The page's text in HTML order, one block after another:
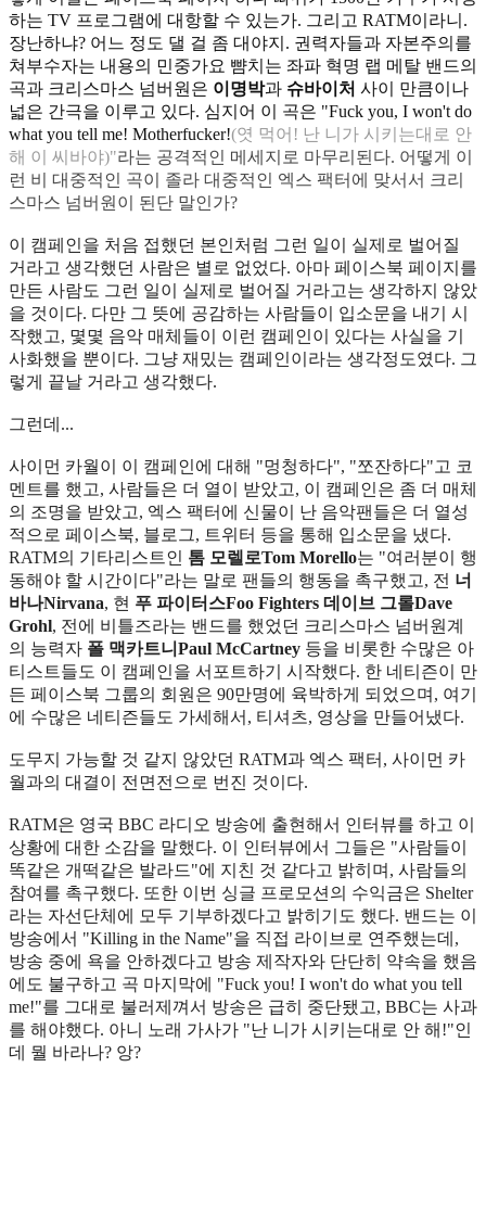
하는 TV 프로그램에 대항할 수 있는가. 그리고 RATM이라니.
장난하냐? 어느 정도 댈 걸 좀 대야지. 권력자들과 자본주의를
쳐부수자는 내용의 민중가요 뺨치는 좌파 혁명 랩 메탈 밴드의
곡과 크리스마스 넘버원은 이명박과 슈바이처 사이 만큼이나
넓은 간극을 이루고 있다. 심지어 이 곡은 "Fuck you, I won't do
what you tell me! Motherfucker!(엿 먹어! 난 니가 시키는대로 안
해 이 씨바야)"라는 공격적인 메세지로 마무리된다. 어떻게 이
런 비 대중적인 곡이 졸라 대중적인 엑스 팩터에 맞서서 크리
스마스 넘버원이 된단 말인가?
이 캠페인을 처음 접했던 본인처럼 그런 일이 실제로 벌어질
거라고 생각했던 사람은 별로 없었다. 아마 페이스북 페이지를
만든 사람도 그런 일이 실제로 벌어질 거라고는 생각하지 않았
을 것이다. 다만 그 뜻에 공감하는 사람들이 입소문을 내기 시
작했고, 몇몇 음악 매체들이 이런 캠페인이 있다는 사실을 기
사화했을 뿐이다. 그냥 재밌는 캠페인이라는 생각정도였다. 그
렇게 끝날 거라고 생각했다.
그런데...
사이먼 카월이 이 캠페인에 대해 "멍청하다", "쪼잔하다"고 코
멘트를 했고, 사람들은 더 열이 받았고, 이 캠페인은 좀 더 매체
의 조명을 받았고, 엑스 팩터에 신물이 난 음악팬들은 더 열성
적으로 페이스북, 블로그, 트위터 등을 통해 입소문을 냈다.
RATM의 기타리스트인 톰 모렐로Tom Morello는 "여러분이 행
동해야 할 시간이다"라는 말로 팬들의 행동을 촉구했고, 전 너
바나Nirvana, 현 푸 파이터스Foo Fighters 데이브 그롤Dave
Grohl, 전에 비틀즈라는 밴드를 했었던 크리스마스 넘버원계
의 능력자 폴 맥카트니Paul McCartney 등을 비롯한 수많은 아
티스트들도 이 캠페인을 서포트하기 시작했다. 한 네티즌이 만
든 페이스북 그룹의 회원은 90만명에 육박하게 되었으며, 여기
에 수많은 네티즌들도 가세해서, 티셔츠, 영상을 만들어냈다.
도무지 가능할 것 같지 않았던 RATM과 엑스 팩터, 사이먼 카
월과의 대결이 전면전으로 번진 것이다.
RATM은 영국 BBC 라디오 방송에 출현해서 인터뷰를 하고 이
상황에 대한 소감을 말했다. 이 인터뷰에서 그들은 "사람들이
똑같은 개떡같은 발라드"에 지친 것 같다고 밝히며, 사람들의
참여를 촉구했다. 또한 이번 싱글 프로모션의 수익금은 Shelter
라는 자선단체에 모두 기부하겠다고 밝히기도 했다. 밴드는 이
방송에서 "Killing in the Name"을 직접 라이브로 연주했는데,
방송 중에 욕을 안하겠다고 방송 제작자와 단단히 약속을 했음
에도 불구하고 곡 마지막에 "Fuck you! I won't do what you tell
me!"를 그대로 불러제껴서 방송은 급히 중단됐고, BBC는 사과
를 해야했다. 아니 노래 가사가 "난 니가 시키는대로 안 해!"인
데 뭘 바라나? 앙?